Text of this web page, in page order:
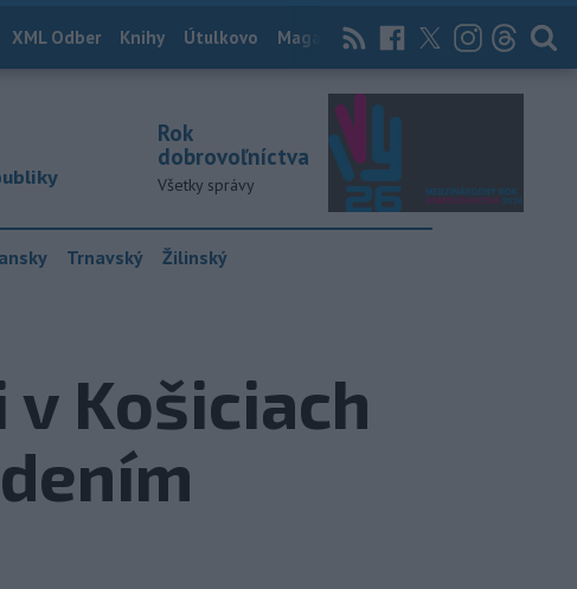
XML Odber Knihy Útulkovo Magazín News Now Archív
Rok
dobrovoľníctva
Všetky správy
Trnavský Žilinský
Košiciach